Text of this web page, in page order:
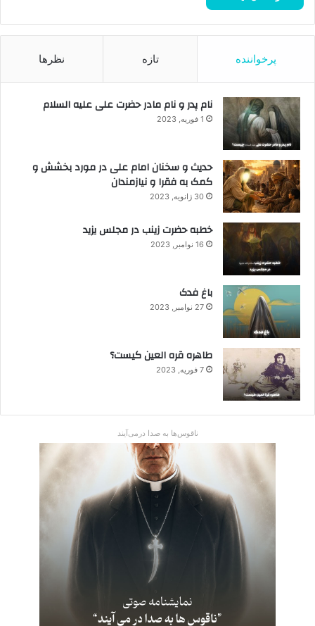
پرخواننده تازه نظرها
نام پدر و نام مادر حضرت علی علیه السلام
1 فوریه, 2023
حدیث و سخنان امام علی در مورد بخشش و
کمک به فقرا و نیازمندان
30 ژانویه, 2023
خطبه حضرت زینب در مجلس یزید
16 نوامبر, 2023
باغ فدک
27 نوامبر, 2023
طاهره قره العین کیست؟
7 فوریه, 2023
ناقوس‌ها به صدا در‌می‌آیند